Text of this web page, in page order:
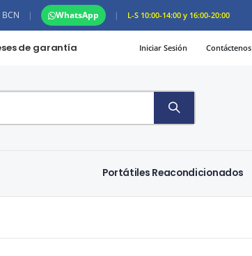
| WhatsApp | L-S 10:00-14:00 y 16:00-20:00
de garantía Iniciar Sesión Contáctenos
Portátiles Reacondicionados